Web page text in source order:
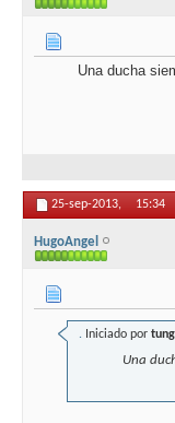
Una ducha
25-sep-2013, 15:34
HugoAngel
. Iniciado por
Una